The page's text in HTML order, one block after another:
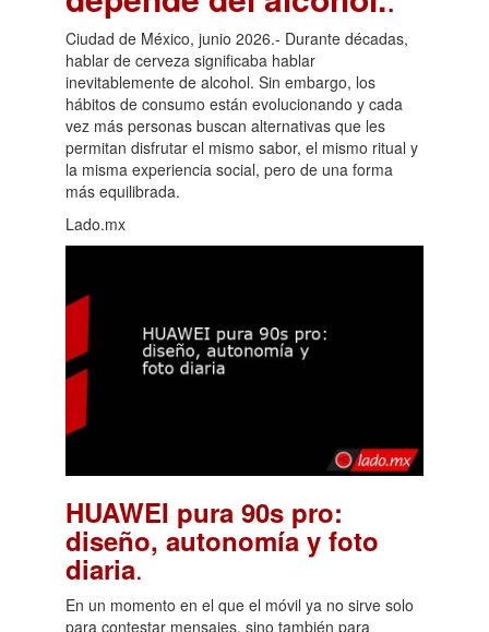
Ciudad de México, junio 2026.- Durante décadas,
hablar de cerveza significaba hablar
inevitablemente de alcohol. Sin embargo, los
hábitos de consumo están evolucionando y cada
vez más personas buscan alternativas que les
permitan disfrutar el mismo sabor, el mismo ritual y
la misma experiencia social, pero de una forma
más equilibrada.
Lado.mx
HUAWEI pura 90s pro:
diseño, autonomía y foto
diaria.
En un momento en el que el móvil ya no sirve solo
para contestar mensajes, sino también para